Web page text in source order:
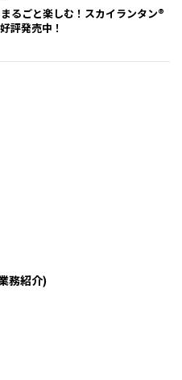
るごと楽しむ！スカイランタン®
評発売中！
務紹介)